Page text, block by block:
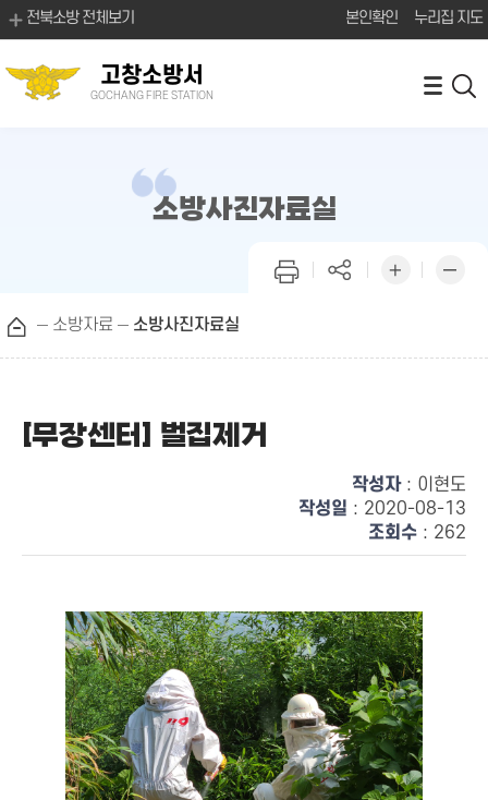
전북소방 전체보기 본인확인 누리집 지도
고창소방서
GOCHANG FIRE STATION
소방사진자료실
소방자료 소방사진자료실
[무장센터] 벌집제거
작성자: 이현도
작성일 : 2020-08-13
조회수 : 262